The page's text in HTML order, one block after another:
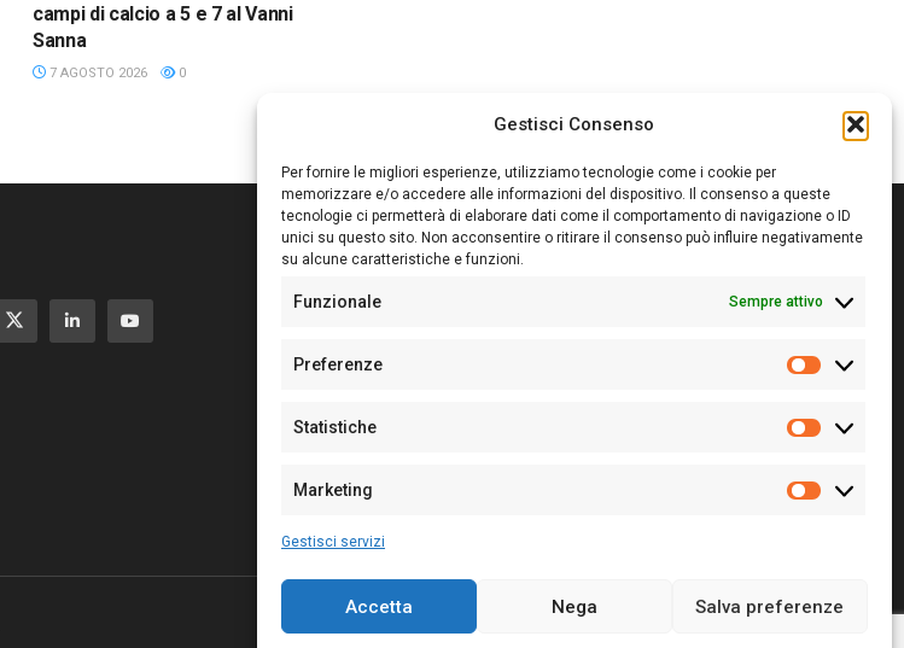
Gestisci Consenso
Per fornire le migliori esperienze, utilizziamo tecnologie come i cookie per
memorizzare e/o accedere alle informazioni del dispositivo. Il consenso a queste
tecnologie ci permetterà di elaborare dati come il comportamento di navigazione o ID
unici su questo sito. Non acconsentire o ritirare il consenso può influire negativamente
su alcune caratteristiche e funzioni.
Funzionale Sempre attivo
Preferenze
Statistiche
Statistiche
Marketing
Marketing
Gestisci servizi
Accetta Nega Salva preferenze
campi di calcio a 5 e 7 al Vanni
Sanna
7 AGOSTO 2026 0
Editore:Giampaolo Cirronis Ditta individuale
Sede:
N° di iscrizione al ROC:
N° 128/2020 del 10/02/2020
Per la Pubblicità: